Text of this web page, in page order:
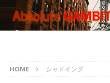
HOME シャドイング